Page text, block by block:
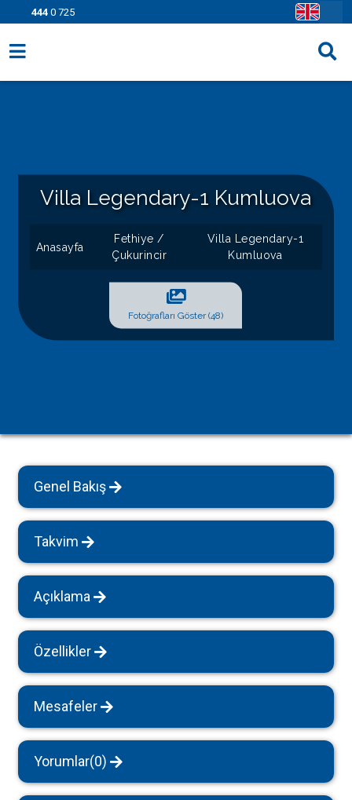
444 0 725
Bilgi Sayfaları
Villa Legendary-1 Kumluova
Anasayfa
Fethiye /
Çukurincir
Villa Legendary-1
Kumluova
Fotoğrafları Göster (48)
Genel Bakış
Takvim
Açıklama
Özellikler
Mesafeler
Yorumlar(0)